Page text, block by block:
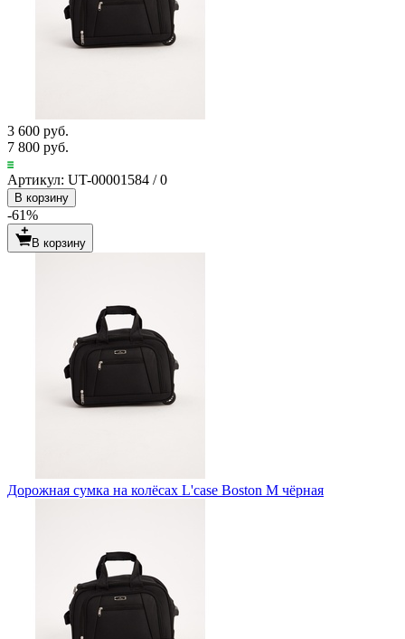
3 600 руб.
7 800 руб.
Артикул: UT-00001584 / 0
В корзину
-61%
В корзину
Дорожная сумка на колёсах L'case Boston M чёрная